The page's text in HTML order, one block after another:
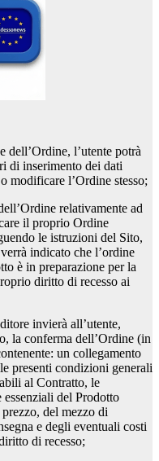
dell’Ordine, l’utente potrà
di inserimento dei dati
modificare l’Ordine stesso;
relativamente ad
il proprio Ordine
le istruzioni del Sito,
indicato che l’ordine
è in preparazione per la
diritto di recesso ai
invierà all’utente,
la conferma dell’Ordine (in
un collegamento
presenti condizioni generali
al Contratto, le
del Prodotto
del mezzo di
e degli eventuali costi
di recesso;